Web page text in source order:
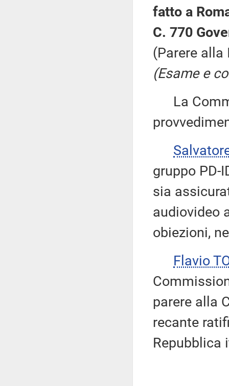
fatto a
C. 770
(Parere alla
(Esame e
La
gruppo PD-
sia
audiovideo
obiezioni,
Flavio
parere alla
recante
Repubblica